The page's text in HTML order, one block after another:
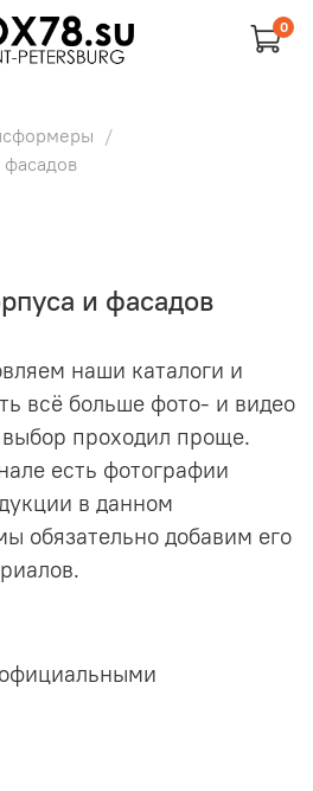
0
фасадов
и фасадов
наши каталоги и
всё больше фото- и видео
проходил проще.
есть фотографии
в данном
обязательно добавим его